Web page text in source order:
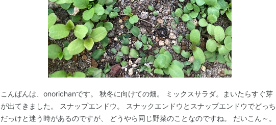
こんばんは、onorichanです。 秋冬に向けての畑。 ミックスサラダ。まいたらすぐ芽
が出てきました。 スナップエンドウ。 スナックエンドウとスナップエンドウでどっち
だっけと迷う時があるのですが、 どうやら同じ野菜のことなのですね。 だいこん～。